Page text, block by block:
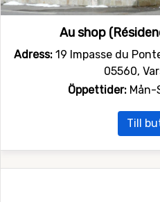
Au shop
Adress: 19 Impasse du
05560,
Öppettider: Mån-
Till